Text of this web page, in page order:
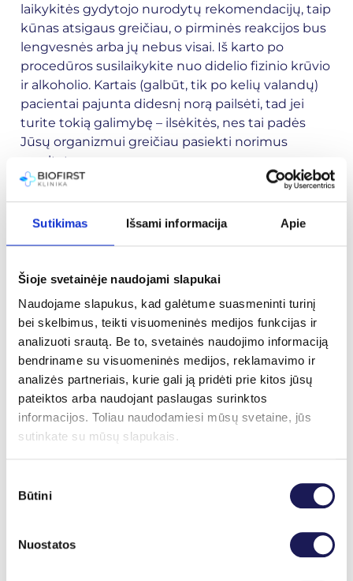
Sutikimas Išsami informacija Apie
Šioje svetainėje naudojami slapukai
Naudojame slapukus, kad galėtume suasmeninti turinį
bei skelbimus, teikti visuomeninės medijos funkcijas ir
analizuoti srautą. Be to, svetainės naudojimo informaciją
bendriname su visuomeninės medijos, reklamavimo ir
analizės partneriais, kurie gali ją pridėti prie kitos jūsų
pateiktos arba naudojant paslaugas surinktos
informacijos. Toliau naudodamiesi mūsų svetaine, jūs
sutinkate su mūsų slapukais.
pasirinkimas
Būtini
Nuostatos
laikykitės gydytojo nurodytų rekomendacijų, taip
kūnas atsigaus greičiau, o pirminės reakcijos bus
lengvesnės arba jų nebus visai. Iš karto po
procedūros susilaikykite nuo didelio fizinio krūvio
ir alkoholio. Kartais (galbūt, tik po kelių valandų)
pacientai pajunta didesnį norą pailsėti, tad jei
turite tokią galimybę – ilsėkitės, nes tai padės
Jūsų organizmui greičiau pasiekti norimus
rezultatus.
„Global
Diagnostics“ procedūrų
rizika
galima naudoti kaip pagalbinį ar gretutinį
ištyrimą, nes jį saugu taikyti kartu su kitais tyrimo
ar gydymo būdais. Metodas yra visiškai
nepavojingas, todėl priskiriamas žemiausiai
rizikos kategorijai. Impulsai yra tokie silpni, kad
negali sukelti įtampos ar sudirginti. Nepaisant to,
siekiant išvengti bet kokios rizikos, prieš
procedūrą turėtumėte informuoti gydytoją apie
širdies stimuliatorius, implantus, organų
jautrumą specifinėms medžiagoms ar